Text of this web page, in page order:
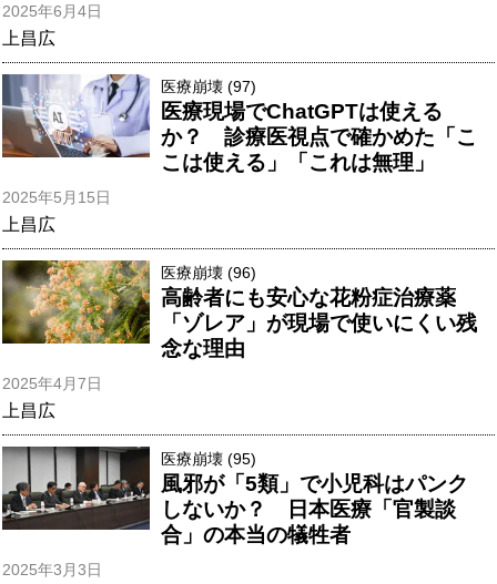
2025年6月4日
上昌広
医療崩壊 (97)
医療現場でChatGPTは使える
か？ 診療医視点で確かめた「こ
こは使える」「これは無理」
2025年5月15日
上昌広
医療崩壊 (96)
高齢者にも安心な花粉症治療薬
「ゾレア」が現場で使いにくい残
念な理由
2025年4月7日
上昌広
医療崩壊 (95)
風邪が「5類」で小児科はパンク
しないか？ 日本医療「官製談
合」の本当の犠牲者
2025年3月3日